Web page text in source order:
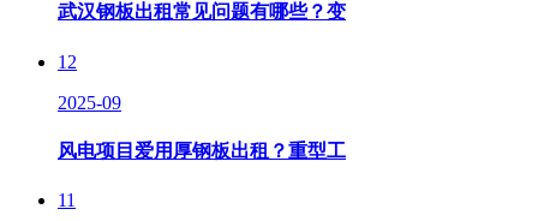
武汉钢板出租常见问题有哪些？变
12
2025-09
风电项目爱用厚钢板出租？重型工
11